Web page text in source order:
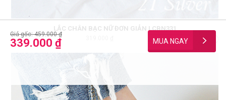
Giá gốc: 459.000 ₫
339.000 ₫
LẮC CHÂN BẠC NỮ ĐƠN GIẢN LCBN331
11684